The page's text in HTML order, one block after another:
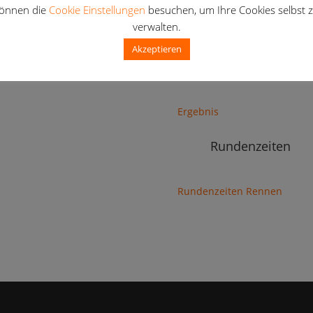
Ergebnis
Ergebnis
Rundenzeiten
Rundenzeiten Rennen
die Cookie Einstellungen besuchen, um Ihre Cookies selbst
verwalten.
Akzeptieren